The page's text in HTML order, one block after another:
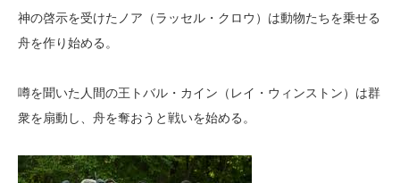
神の啓示を受けたノア（ラッセル・クロウ）は動物たちを乗せる
舟を作り始める。
噂を聞いた人間の王トバル・カイン（レイ・ウィンストン）は群
衆を扇動し、舟を奪おうと戦いを始める。